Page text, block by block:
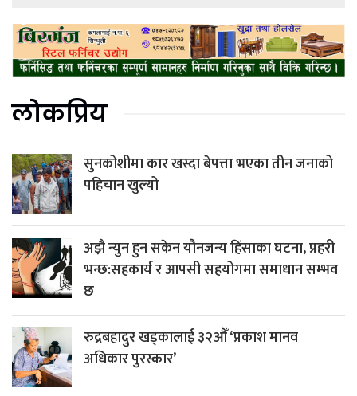
लोकप्रिय
सुनकोशीमा कार खस्दा बेपत्ता भएका तीन जनाको
पहिचान खुल्यो
अझै न्युन हुन सकेन यौनजन्य हिंसाका घटना, प्रहरी
भन्छ:सहकार्य र आपसी सहयोगमा समाधान सम्भव
छ
रुद्रबहादुर खड्कालाई ३२औँ ‘प्रकाश मानव
अधिकार पुरस्कार’